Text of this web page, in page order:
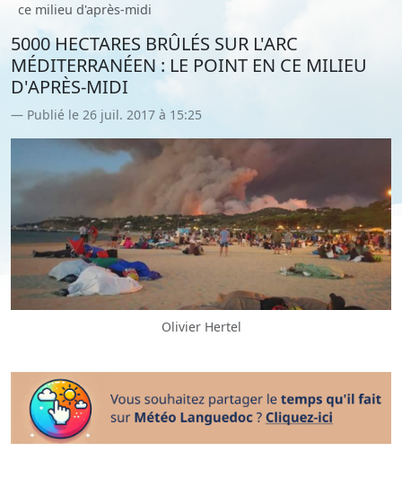
ce milieu d'après-midi
5000 HECTARES BRÛLÉS SUR L'ARC
MÉDITERRANÉEN : LE POINT EN CE MILIEU
D'APRÈS-MIDI
Publié le 26 juil. 2017 à 15:25
Olivier Hertel